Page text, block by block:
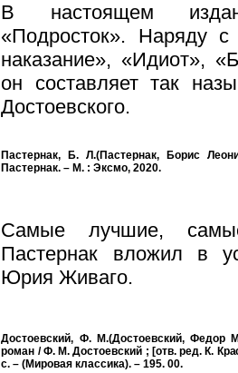
В настоящем
«Подросток». Наряду
наказание», «Идиот»,
он составляет так
Достоевского.
Пастернак, Б. Л.(Пастернак, Борис
Пастернак. – М. : Эксмо, 2020.
Самые лучшие,
Пастернак вложил в
Юрия Живаго.
Достоевский, Ф. М.(Достоевский, Федор
роман / Ф. М. Достоевский ; [отв. ред. К.
с. – (Мировая классика). – 195. 00.